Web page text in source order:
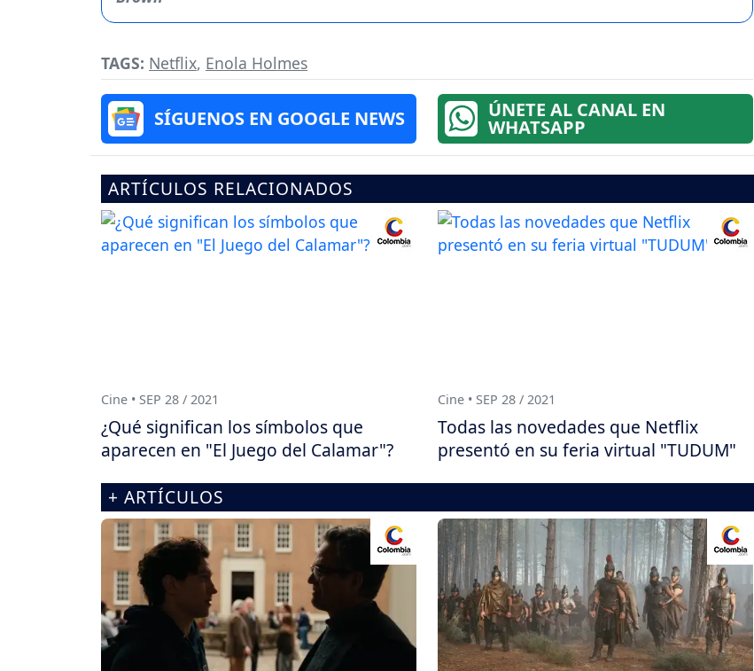
TAGS: Netflix, Enola Holmes
SÍGUENOS EN GOOGLE NEWS ÚNETE AL CANAL EN
WHATSAPP
ARTÍCULOS RELACIONADOS
Cine • SEP 28 / 2021
¿Qué significan los símbolos que
aparecen en "El Juego del Calamar"?
Cine • SEP 28 / 2021
Todas las novedades que Netflix
presentó en su feria virtual "TUDUM"
+ ARTÍCULOS